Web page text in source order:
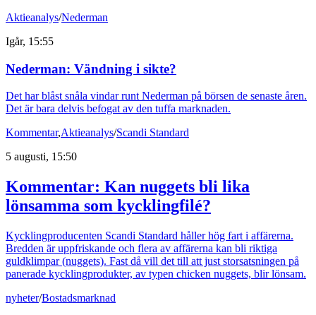
Aktieanalys/Nederman
Igår, 15:55
Nederman: Vändning i sikte?
Det har blåst snåla vindar runt Nederman på börsen de senaste åren.
Det är bara delvis befogat av den tuffa marknaden.
Kommentar,Aktieanalys/Scandi Standard
5 augusti, 15:50
Kommentar: Kan nuggets bli lika
lönsamma som kycklingfilé?
Kycklingproducenten Scandi Standard håller hög fart i affärerna.
Bredden är uppfriskande och flera av affärerna kan bli riktiga
guldklimpar (nuggets). Fast då vill det till att just storsatsningen på
panerade kycklingprodukter, av typen chicken nuggets, blir lönsam.
nyheter/Bostadsmarknad